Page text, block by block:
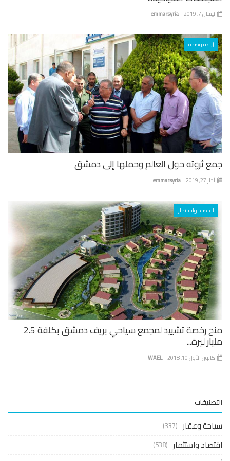
emmarsyria 7, 2019
زراعة وصحة
ثروته حول العالم وحملها إلى دمشق
emmarsyria 27, 2019
اقتصاد واستثمار
منح رخصة تشييد لمجمع سياحي بريف دمشق بكلفة 2.5
ليرة...
WAEL الأول 10, 2018
وعقار (337)
واستثمار (538)